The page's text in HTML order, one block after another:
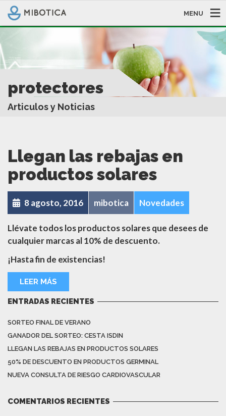
MENU
protectores
Articulos y Noticias
Llegan las rebajas en
productos solares
8 agosto, 2016 mibotica Novedades
Llévate todos los productos solares que desees de
cualquier marcas al 10% de descuento.
¡Hasta fin de existencias!
LEER MÁS
ENTRADAS RECIENTES
SORTEO FINAL DE VERANO
GANADOR DEL SORTEO: CESTA ISDIN
LLEGAN LAS REBAJAS EN PRODUCTOS SOLARES
50% DE DESCUENTO EN PRODUCTOS GERMINAL
NUEVA CONSULTA DE RIESGO CARDIOVASCULAR
COMENTARIOS RECIENTES